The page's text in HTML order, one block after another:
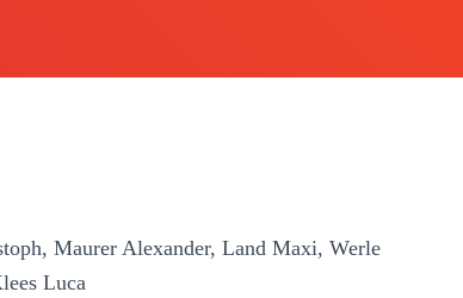
Maurer Alexander, Land Maxi, Werle
Luca